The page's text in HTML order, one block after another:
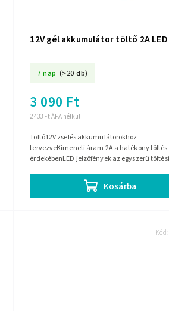
12V gél akkumulátor töltő 2A LED
7 nap (>20 db)
2 433 Ft ÁFA nélkül
3 090 Ft
Kosárba
Töltő12V zselés akkumulátorokhoz
tervezveKimeneti áram 2A a hatékony töltés
érdekébenLED jelzőfények az egyszerű töltési
Kód: